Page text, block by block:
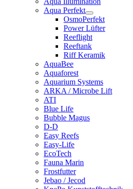
Aqua Perfekt
OsmoPerfekt
Power Lüfter
Reeflight
Reeftank
Riff Keramik
AquaBee
Aquaforest
Aquarium Systems
ARKA / Microbe Lift
ATI
Blue Life
Bubble Magus
D-D
Easy Reefs
Easy-Life
EcoTech
Fauna Marin
Frostfutter
Jebao / Jecod